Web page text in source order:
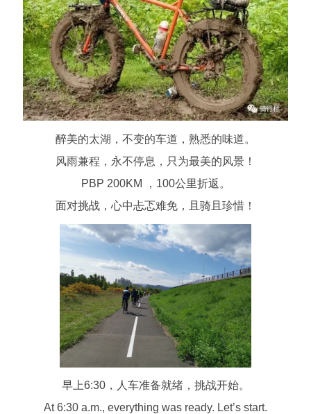
醉美的太湖，不变的车道，熟悉的味道。
风雨兼程，永不停息，只为最美的风景！
PBP 200KM ，100公里折返。
面对挑战，心中忐忑难免，且骑且珍惜！
早上6:30，人车准备就绪，挑战开始。
At 6:30 a.m., everything was ready. Let’s start.